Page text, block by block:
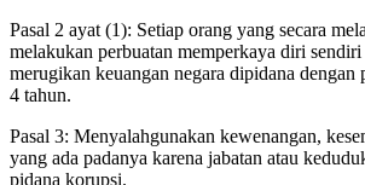
Pasal 2 ayat (1): Setiap orang yang secara
melakukan perbuatan memperkaya diri
merugikan keuangan negara dipidana dengan
4 tahun.
Pasal 3: Menyalahgunakan kewenangan,
yang ada padanya karena jabatan atau
pidana korupsi.